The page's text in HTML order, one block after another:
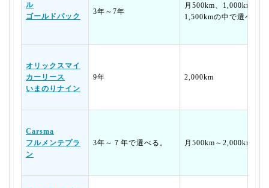
ル
ゴールドパック
3年～7年
月500km、1,000km、
1,500kmの中で選べる
オリックスマイ
カーリース
いまのりナイン
9年 2,000km
Carsma
フルメンテプラ
ン
3年～７年で選べる。 月500km～2,000kmま